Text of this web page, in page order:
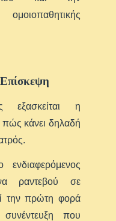
η
πώς κάνει δηλαδή
ραντεβού σε
την πρώτη φορά
συνέντευξη που